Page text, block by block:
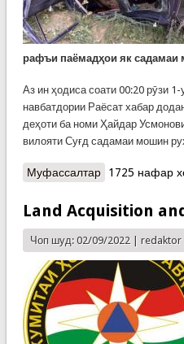
рафъи паёмадҳои як садамаи
Аз ин ҳодиса соати 00:20 рӯзи
навбатдории Раёсат хабар
деҳоти ба номи Ҳайдар
вилояти Суғд садамаи мошин
Муфассалтаро Дуюмин
КҲФ ҳушдор
1725 нафар
Land Acquisition
Чоп шуд: 02/09/2022 | redaktor